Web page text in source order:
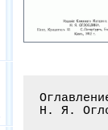
Н. Я.